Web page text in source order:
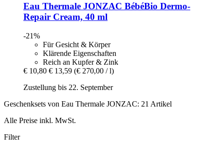
Eau Thermale JONZAC BébéBio Dermo-​
Repair Cream, 40 ml
-21%
Für Gesicht & Körper
Klärende Eigenschaften
Reich an Kupfer & Zink
€ 10,80 € 13,59 (€ 270,00 / l)
Zustellung bis 22. September
Geschenksets von Eau Thermale JONZAC: 21 Artikel
Alle Preise inkl. MwSt.
Filter